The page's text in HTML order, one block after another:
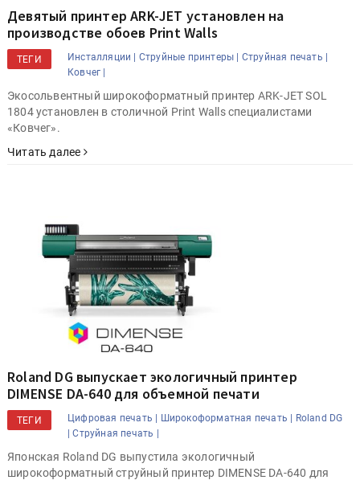
Девятый принтер ARK-JET установлен на
производстве обоев Print Walls
ТЕГИ Инсталляции | Струйные принтеры |
Струйная печать |
Ковчег |
Экосольвентный широкоформатный принтер ARK-JET SOL
1804 установлен в столичной Print Walls специалистами
«Ковчег».
Читать далее
Roland DG выпускает экологичный принтер
DIMENSE DA-640 для объемной печати
ТЕГИ Цифровая печать | Широкоформатная печать |
Roland DG
Струйная печать |
Японская Roland DG выпустила экологичный
широкоформатный струйный принтер DIMENSE DA-640 для